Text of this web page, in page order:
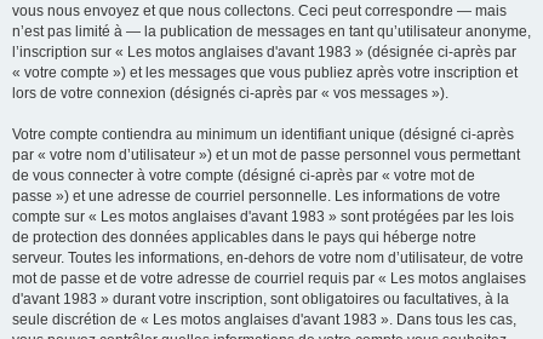
vous nous envoyez et que nous collectons. Ceci peut correspondre — mais
n’est pas limité à — la publication de messages en tant qu’utilisateur anonyme,
l’inscription sur « Les motos anglaises d'avant 1983 » (désignée ci-après par
« votre compte ») et les messages que vous publiez après votre inscription et
lors de votre connexion (désignés ci-après par « vos messages »).
Votre compte contiendra au minimum un identifiant unique (désigné ci-après
par « votre nom d’utilisateur ») et un mot de passe personnel vous permettant
de vous connecter à votre compte (désigné ci-après par « votre mot de
passe ») et une adresse de courriel personnelle. Les informations de votre
compte sur « Les motos anglaises d'avant 1983 » sont protégées par les lois
de protection des données applicables dans le pays qui héberge notre
serveur. Toutes les informations, en-dehors de votre nom d’utilisateur, de votre
mot de passe et de votre adresse de courriel requis par « Les motos anglaises
d'avant 1983 » durant votre inscription, sont obligatoires ou facultatives, à la
seule discrétion de « Les motos anglaises d'avant 1983 ». Dans tous les cas,